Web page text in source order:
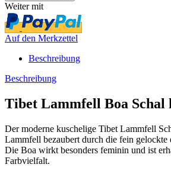
Weiter mit
Auf den Merkzettel
Beschreibung
Beschreibung
Tibet Lammfell Boa Schal
Der moderne kuschelige Tibet Lammfell
Lammfell bezaubert durch die fein
Die Boa wirkt besonders feminin und ist
Farbvielfalt.